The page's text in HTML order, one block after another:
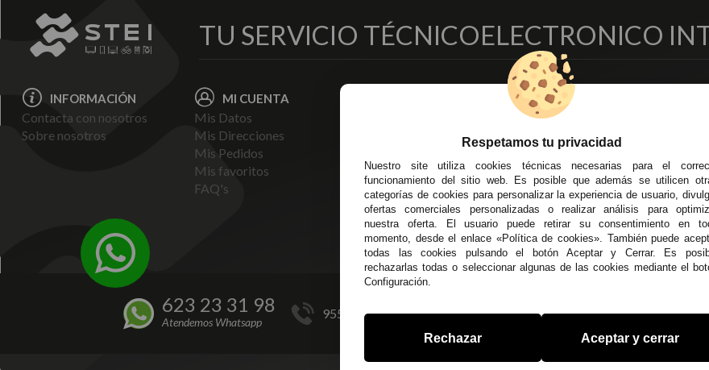
TU SERVICIO TÉCNICOELECTRONICO
INFORMACIÓN
Contacta con nosotros
Sobre nosotros
MI CUENTA
Mis Datos
Mis Direcciones
Mis Pedidos
Mis favoritos
FAQ's
Entregas y Devoluciones
Pago Seguro
Terminos y
Condiciones Generales
Políticas de Cookies
DELEGACIONES
Écija - Sevilla
Av. Plaza de Toros. Local 3
Córdoba
C/ Ingeniero Iribarren, 14
Alzira - Valencia
C/ Esplugues, 135
623 23 31 98
Atendemos Whatsapp
955 44 45 43/955 44 45 44 info@steielectronica.com
Respetamos tu privacidad
Nuestro site utiliza cookies técnicas necesarias para el
funcionamiento del sitio web. Es posible que además se utilicen
categorías de cookies para personalizar la experiencia de usuario,
ofertas comerciales personalizadas o realizar análisis para
nuestra oferta. El usuario puede retirar su consentimiento en
momento, desde el enlace «Política de cookies». También puede
todas las cookies pulsando el botón Aceptar y Cerrar. Es
rechazarlas todas o seleccionar algunas de las cookies mediante el
Configuración.
Rechazar Aceptar y cerrar